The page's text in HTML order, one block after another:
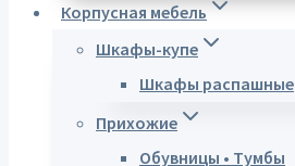
Корпусная мебель
Шкафы-купе
Шкафы распашные
Прихожие
Обувницы • Тумбы